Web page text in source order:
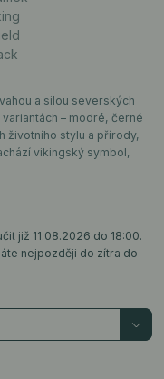
a silou severských
– modré, černé
životního stylu a přírody,
vikingský symbol,
již 11.08.2026 do 18:00.
nejpozději do zítra do